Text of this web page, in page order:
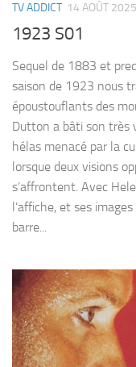
TV ADDICT 14 AOÛT 2025
1923 S01
Sequel de 1883 et
saison de 1923 nous
époustouflants des
Dutton a bâti son très
hélas menacé par la
lorsque deux visions
s’affrontent. Avec
l’affiche, et ses
barre...